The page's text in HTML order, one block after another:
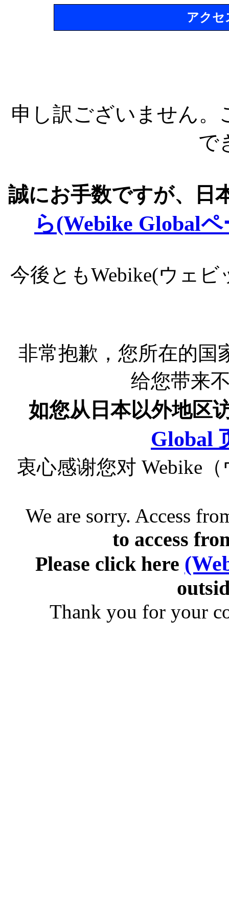
アクセ
申し訳ございません
で
誠にお手数ですが、日
ら(Webike Global
今後ともWebike(ウェ
非常抱歉，您所在的国
给您带来
如您从日本以外地区
Global
衷心感谢您对 Webike
We are sorry. Access
to access
Please click here
Thank you for your